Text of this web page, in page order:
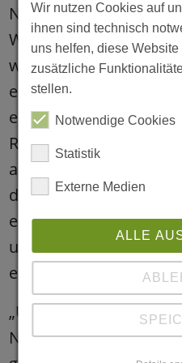
Naturmaterialien zur
Wahrnehmung zur
weiteren „Sandkiste“
einen naturnahen
eingepassten,
Rasen und Steinen
an. Dieser
durch seinen hohen
ein selbst tätig zu
unterschiedlichen
entwickeln und kreativ
„Uns ist besonders
Nachhaltigkeit im
Wir nutzen Cookies auf
ihnen sind technisch
uns helfen, diese
zusätzliche
stellen.
Notwendige Cookies
Statistik
Externe Medien
ALLE